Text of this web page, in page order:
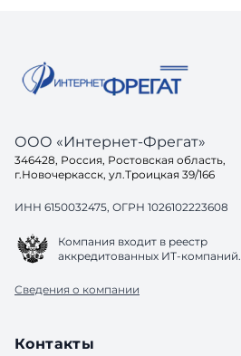
ООО «Интернет-Фрегат»
346428, Россия, Ростовская область,
г.Новочеркасск, ул.Троицкая 39/166
ИНН 6150032475, ОГРН 1026102223608
Компания входит в реестр
аккредитованных ИТ-компаний.
Сведения о компании
Контакты